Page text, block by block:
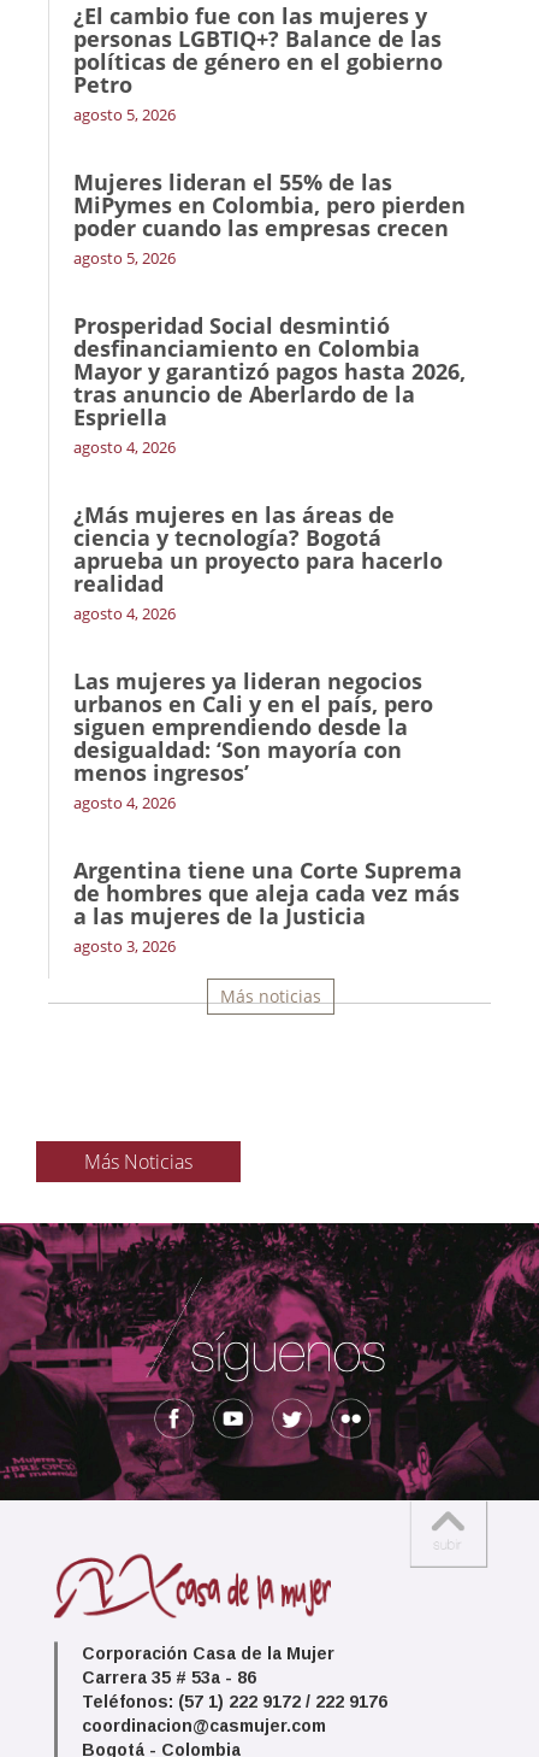
¿El cambio fue con las mujeres y
personas LGBTIQ+? Balance de las
políticas de género en el gobierno
Petro
agosto 5, 2026
Mujeres lideran el 55% de las
MiPymes en Colombia, pero pierden
poder cuando las empresas crecen
agosto 5, 2026
Prosperidad Social desmintió
desfinanciamiento en Colombia
Mayor y garantizó pagos hasta 2026,
tras anuncio de Aberlardo de la
Espriella
agosto 4, 2026
¿Más mujeres en las áreas de
ciencia y tecnología? Bogotá
aprueba un proyecto para hacerlo
realidad
agosto 4, 2026
Las mujeres ya lideran negocios
urbanos en Cali y en el país, pero
siguen emprendiendo desde la
desigualdad: ‘Son mayoría con
menos ingresos’
agosto 4, 2026
Argentina tiene una Corte Suprema
de hombres que aleja cada vez más
a las mujeres de la Justicia
agosto 3, 2026
Más noticias
Más Noticias
Corporación Casa de la Mujer
Carrera 35 # 53a - 86
Teléfonos: (57 1) 222 9172 / 222 9176
coordinacion@casmujer.com
Bogotá - Colombia